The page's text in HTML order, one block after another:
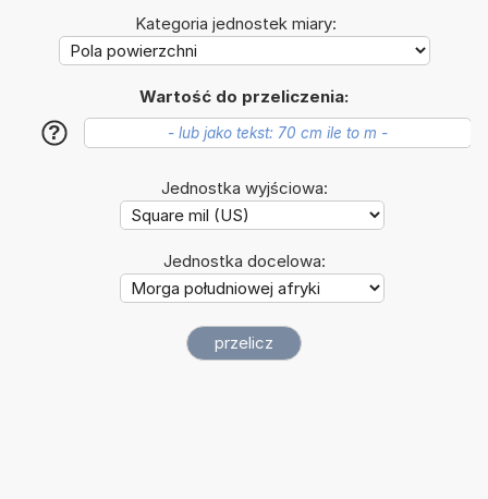
Kategoria jednostek miary:
Wartość do przeliczenia:
?
Jednostka wyjściowa:
Jednostka docelowa: